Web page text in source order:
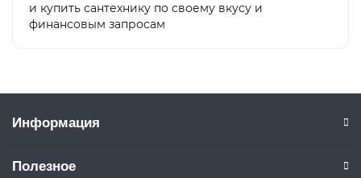
и купить сантехнику по своему вкусу и
финансовым запросам
Информация
Полезное